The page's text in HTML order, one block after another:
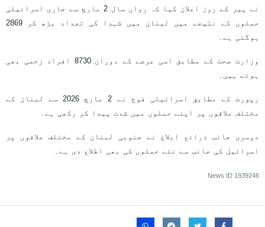
نے پیر کے روز اعلان کیا کہ رواں سال 2 مارچ سے جاری اسرائیلی
حملوں کے نتیجے میں لبنان میں شہدا کی تعداد بڑھ کر 2869
ہوگئی ہے۔
وزارت صحت کے مطابق اسی عرصے کے دوران 8730 افراد زخمی بھی
ہوئے ہیں۔
رپورٹ کے مطابق اسرائیلی فوج نے 2 مارچ 2026 سے لبنان کے
مختلف علاقوں پر اپنے حملوں میں شدت پیدا کر رکھی ہے۔
دوسری جانب ذرائع ابلاغ نے جنوبی لبنان کے مختلف علاقوں پر
اسرائیل کی جانب سے نئے حملوں کی بھی اطلاع دی ہے۔
News ID 1939246